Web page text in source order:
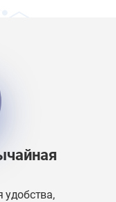
удобства,